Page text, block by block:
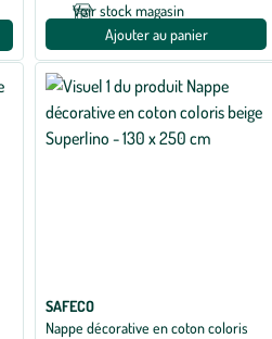
Voir stock magasin
Ajouter au panier
SAFECO
Nappe décorative en coton coloris